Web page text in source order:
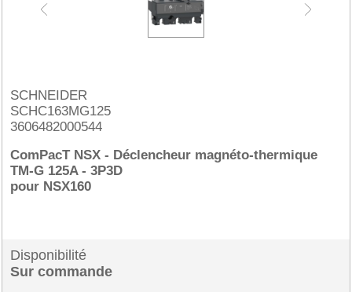
SCHNEIDER
SCHC163MG125
3606482000544
ComPacT NSX - Déclencheur magnéto-thermique
TM-G 125A - 3P3D
pour NSX160
Disponibilité
Sur commande